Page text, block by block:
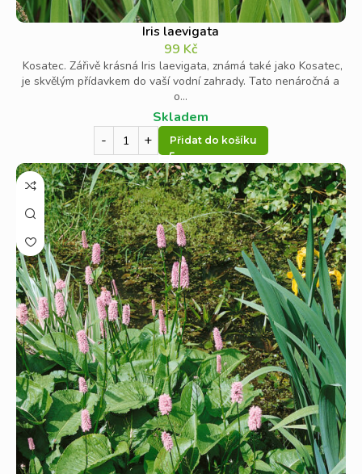
Iris laevigata
99 Kč
Kosatec. Zářivě krásná Iris laevigata, známá také jako Kosatec,
je skvělým přídavkem do vaší vodní zahrady. Tato nenáročná a
o...
Skladem
Přidat do košíku